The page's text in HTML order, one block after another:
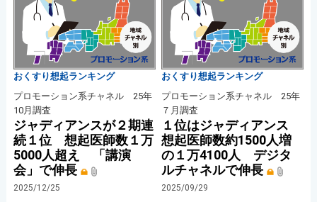
おくすり想起ランキング
プロモーション系チャネル 25年
10月調査
ジャディアンスが２期連
続１位 想起医師数１万
5000人超え 「講演
会」で伸長
2025/12/25
おくすり想起ランキング
プロモーション系チャネル 25年
７月調査
１位はジャディアンス
想起医師数約1500人増
の１万4100人 デジタ
ルチャネルで伸長
2025/09/29